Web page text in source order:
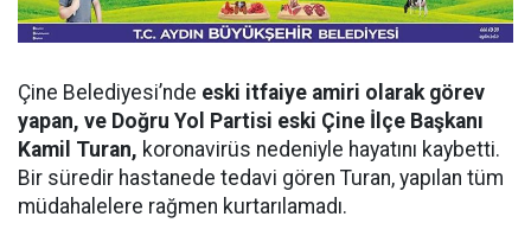
Çine Belediyesi’nde eski itfaiye amiri olarak görev
yapan, ve Doğru Yol Partisi eski Çine İlçe Başkanı
Kamil Turan, koronavirüs nedeniyle hayatını kaybetti.
Bir süredir hastanede tedavi gören Turan, yapılan tüm
müdahalelere rağmen kurtarılamadı.